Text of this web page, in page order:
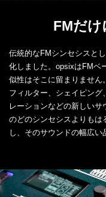
FMだ
伝統的なFMシンセシスと
化しました。opsixはFMベ
似性はそこに留まりません
フィルター、シェイピング
レーションなどの新しい
のどのシンセシスよりもは
し、そのサウンドの幅広い